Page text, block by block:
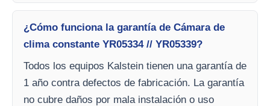
¿Cómo funciona la garantía de Cámara de
clima constante YR05334 // YR05339?
Todos los equipos Kalstein tienen una garantía de
1 año contra defectos de fabricación. La garantía
no cubre daños por mala instalación o uso